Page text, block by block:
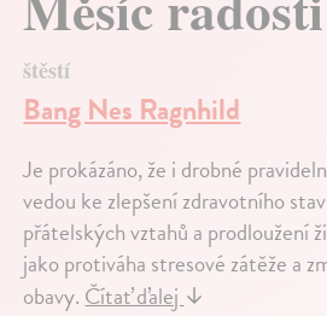
štěstí
Bang Nes Ragnhild
Je prokázáno, že i drobné
vedou ke zlepšení zdravotního
přátelských vztahů a prodloužení
jako protiváha stresové zátěže a
obavy.Čítať ďalej↓